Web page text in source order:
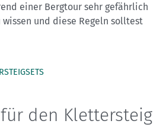
einer Bergtour sehr gefährlich
wissen und diese Regeln solltest
den Klettersteig